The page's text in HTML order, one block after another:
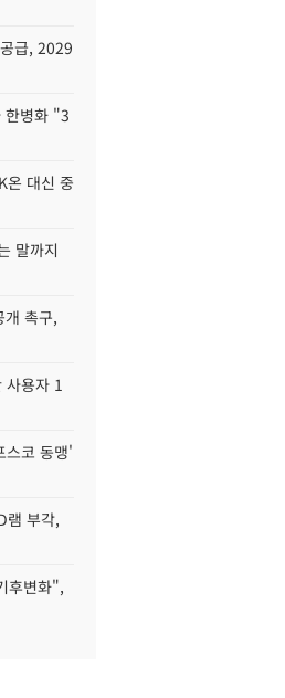
급, 2029
한병화 "3
온 대신 중
말까지
개 촉구,
사용자 1
스코 동맹'
램 부각,
후변화",